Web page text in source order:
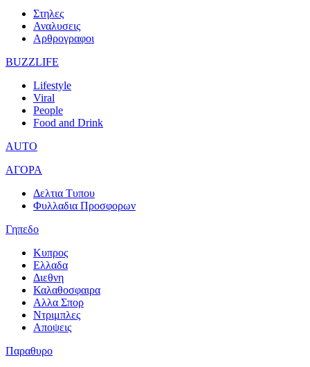
Στηλες
Αναλυσεις
Αρθρογραφοι
BUZZLIFE
Lifestyle
Viral
People
Food and Drink
AUTO
ΑΓΟΡΑ
Δελτια Τυπου
Φυλλαδια Προσφορων
Γηπεδο
Κυπρος
Ελλαδα
Διεθνη
Καλαθοσφαιρα
Αλλα Σπορ
Ντριμπλες
Αποψεις
Παραθυρο